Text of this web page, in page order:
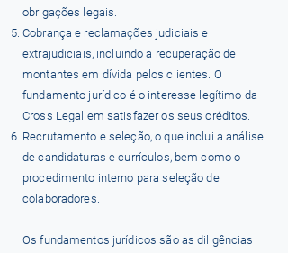
obrigações legais.
Cobrança e reclamações judiciais e
extrajudiciais, incluindo a recuperação de
montantes em dívida pelos clientes. O
fundamento jurídico é o interesse legítimo da
Cross Legal em satisfazer os seus créditos.
Recrutamento e seleção, o que inclui a análise
de candidaturas e currículos, bem como o
procedimento interno para seleção de
colaboradores.
Os fundamentos jurídicos são as diligências